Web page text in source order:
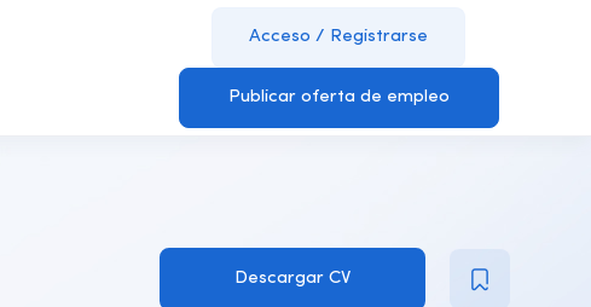
Acceso / Registrarse
Publicar oferta de empleo
Descargar CV